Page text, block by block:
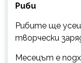
Риби
Рибите ще
творчески
Месецът е